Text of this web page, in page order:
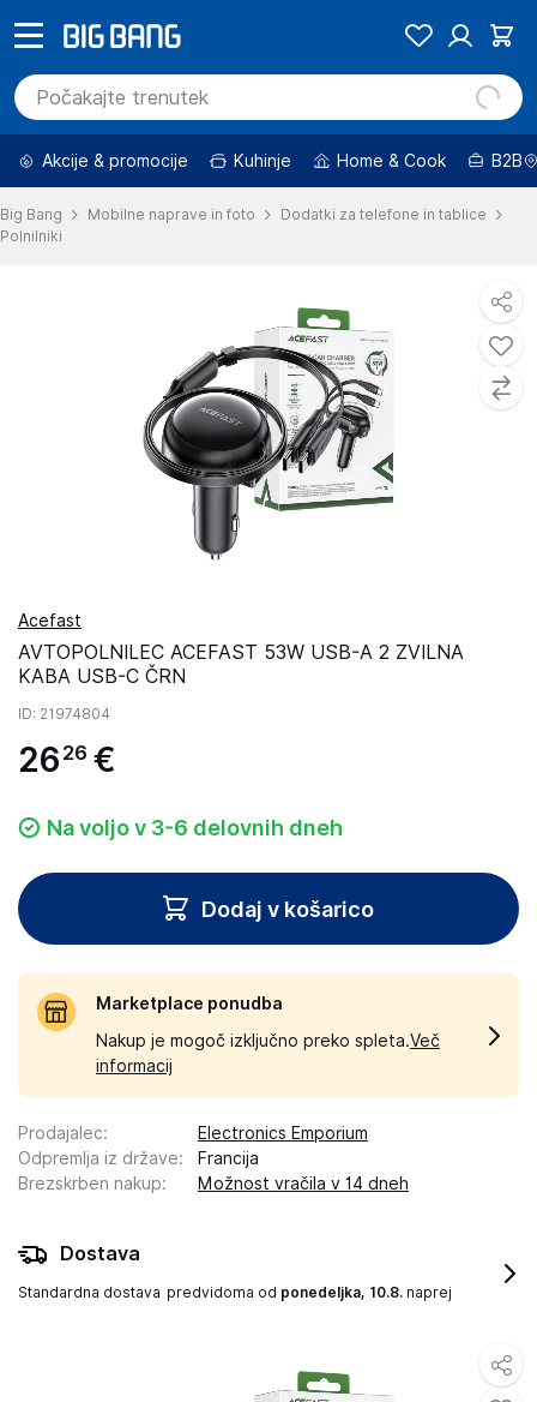
Akcije & promocije Kuhinje Home & Cook B2B
Big Bang Mobilne naprave in foto
Dodatki za telefone in tablice
Polnilniki
Acefast
AVTOPOLNILEC ACEFAST 53W USB-A 2 ZVILNA
KABA USB-C ČRN
ID: 21974804
26 26 €
Na voljo v 3-6 delovnih dneh
Dodaj v košarico
Marketplace ponudba
Nakup je mogoč izključno preko spleta.Več
informacij
Prodajalec:
Electronics Emporium
Odpremlja iz države:
Francija
Brezskrben nakup: Možnost vračila v 14 dneh
Dostava
Standardna dostava predvidoma od ponedeljka, 10.8. naprej